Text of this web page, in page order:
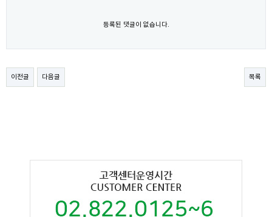
등록된 댓글이 없습니다.
이전글 다음글 목록